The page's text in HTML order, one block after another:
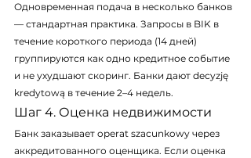
Одновременная подача в несколько банков
— стандартная практика. Запросы в BIK в
течение короткого периода (14 дней)
группируются как одно кредитное событие
и не ухудшают скоринг. Банки дают decyzję
kredytową в течение 2–4 недель.
Шаг 4. Оценка недвижимости
Банк заказывает operat szacunkowy через
аккредитованного оценщика. Если оценка